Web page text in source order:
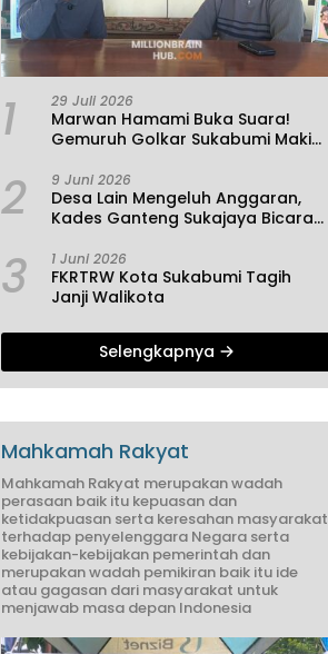
1 29 Juli 2026
Marwan Hamami Buka Suara!
Gemuruh Golkar Sukabumi Makin
Demokrasi yang Sedang Dikunci?
2 9 Juni 2026
Desa Lain Mengeluh Anggaran,
Kades Ganteng Sukajaya Bicara
3 1 Juni 2026
FKRTRW Kota Sukabumi Tagih
Janji Walikota
Selengkapnya
Mahkamah Rakyat
Mahkamah Rakyat merupakan wadah
perasaan baik itu kepuasan dan
ketidakpuasan serta keresahan masyarakat
terhadap penyelenggara Negara serta
kebijakan-kebijakan pemerintah dan
merupakan wadah pemikiran baik itu ide
atau gagasan dari masyarakat untuk
menjawab masa depan Indonesia